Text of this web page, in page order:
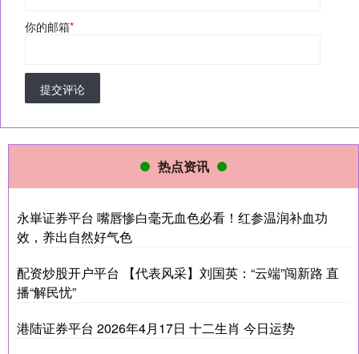
你的邮箱*
提交评论
热点资讯
永崋证券平台 嘴唇惨白毫无血色必看！红参温润补血功
效，养出自然好气色
配资炒股开户平台 【代表风采】刘国英：“云端”闯新路 直
播“解民忧”
港陆证券平台 2026年4月17日 十二生肖 今日运势